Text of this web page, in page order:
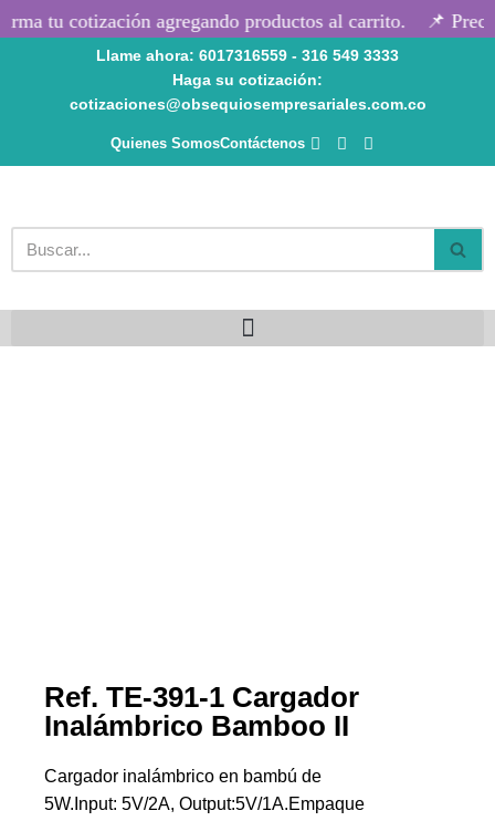
contenido
tu cotización agregando productos al carrito. 📌
Llame ahora: 6017316559 - 316 549 3333
Haga su cotización:
cotizaciones@obsequiosempresariales.com.co
Quienes SomosContáctenos
Ref. TE-391-1 Cargador
Inalámbrico Bamboo II
Cargador inalámbrico en bambú de
5W.Input: 5V/2A, Output:5V/1A.Empaque